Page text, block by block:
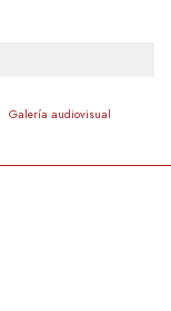
Galería audiovisual